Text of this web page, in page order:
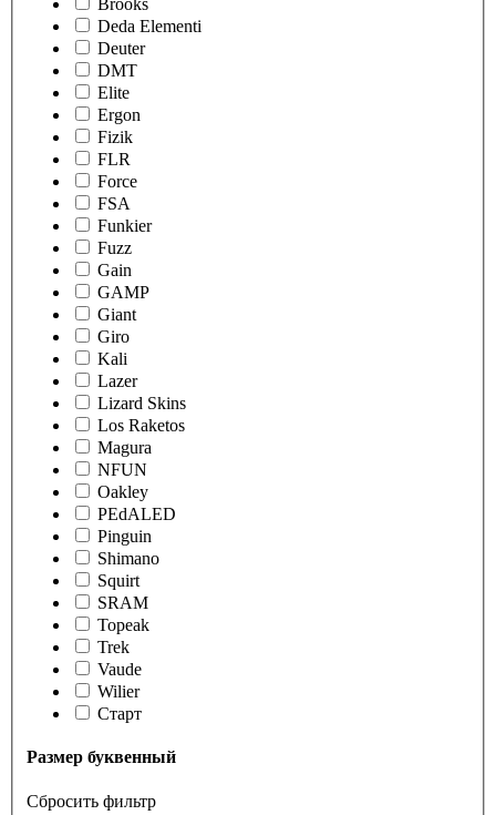
Brooks
Deda Elementi
Deuter
DMT
Elite
Ergon
Fizik
FLR
Force
FSA
Funkier
Fuzz
Gain
GAMP
Giant
Giro
Kali
Lazer
Lizard Skins
Los Raketos
Magura
NFUN
Oakley
PEdALED
Pinguin
Shimano
Squirt
SRAM
Topeak
Trek
Vaude
Wilier
Старт
Размер буквенный
Сбросить фильтр